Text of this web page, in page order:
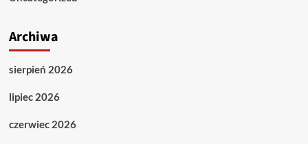
Archiwa
sierpień 2026
lipiec 2026
czerwiec 2026